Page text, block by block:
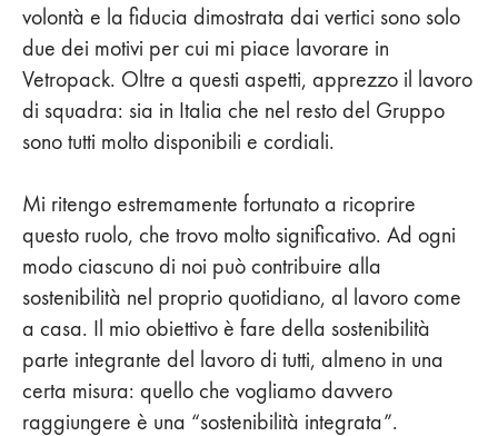
volontà e la fiducia dimostrata dai vertici sono solo
due dei motivi per cui mi piace lavorare in
Vetropack. Oltre a questi aspetti, apprezzo il lavoro
di squadra: sia in Italia che nel resto del Gruppo
sono tutti molto disponibili e cordiali.
Mi ritengo estremamente fortunato a ricoprire
questo ruolo, che trovo molto significativo. Ad ogni
modo ciascuno di noi può contribuire alla
sostenibilità nel proprio quotidiano, al lavoro come
a casa. Il mio obiettivo è fare della sostenibilità
parte integrante del lavoro di tutti, almeno in una
certa misura: quello che vogliamo davvero
raggiungere è una “sostenibilità integrata”.